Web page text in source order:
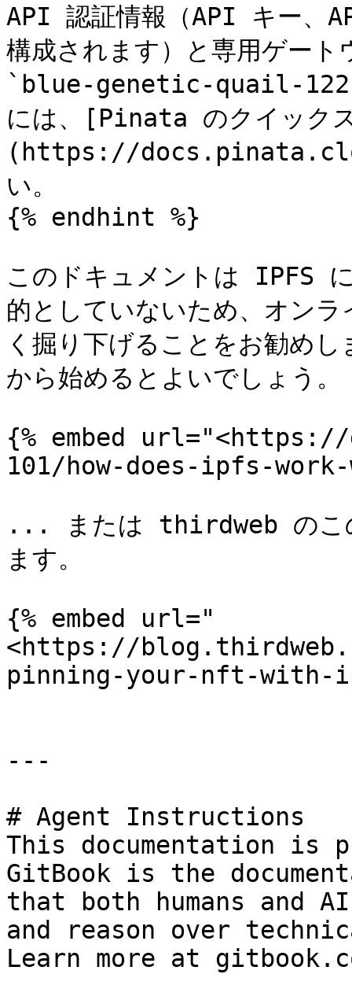
API 認証情報（API キー、
構成されます）と専用ゲー
`blue-genetic-quail-
には、[Pinata のクイック
(https://
い。
{% endhint %}
このドキュメントは IPFS
的としていないため、オン
く掘り下げることをお勧め
から始めるとよいでしょう。
{% embed
101/how-does-ipfs-
... または thirdweb のこの
ます。
{% embed url="
<https://
pinning-your-nft-with-
---
# Agent Instructions
This documentation is
GitBook is the
that both humans and
and reason over
Learn more at